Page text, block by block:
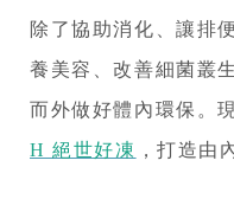
除了協助消化、讓排
養美容、改善細菌叢
而外做好體內環保。
H 絕世好凍 ，打造由